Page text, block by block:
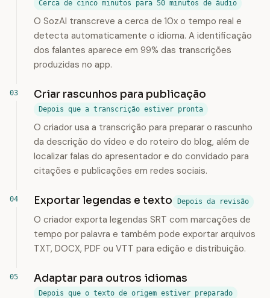
Cerca de cinco minutos para 50 minutos de áudio
O SozAI transcreve a cerca de 10x o tempo real e
detecta automaticamente o idioma. A identificação
dos falantes aparece em 99% das transcrições
produzidas no app.
Criar rascunhos para publicação
Depois que a transcrição estiver pronta
O criador usa a transcrição para preparar o rascunho
da descrição do vídeo e do roteiro do blog, além de
localizar falas do apresentador e do convidado para
citações e publicações em redes sociais.
Exportar legendas e texto Depois da revisão
O criador exporta legendas SRT com marcações de
tempo por palavra e também pode exportar arquivos
TXT, DOCX, PDF ou VTT para edição e distribuição.
Adaptar para outros idiomas
Depois que o texto de origem estiver preparado